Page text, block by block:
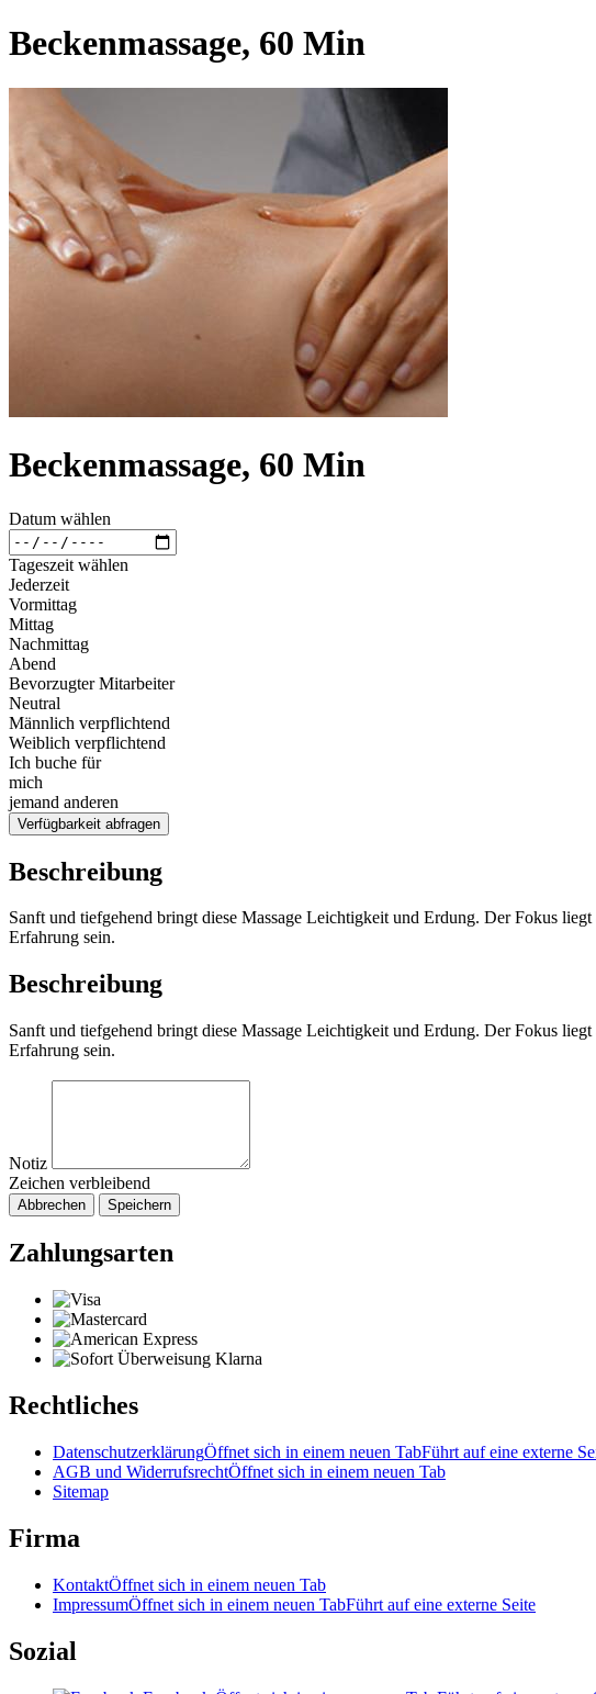
Beckenmassage, 60 Min
Beckenmassage, 60 Min
Datum wählen
Tageszeit wählen
Jederzeit
Vormittag
Mittag
Nachmittag
Abend
Bevorzugter Mitarbeiter
Neutral
Männlich verpflichtend
Weiblich verpflichtend
Ich buche für
mich
jemand anderen
Verfügbarkeit abfragen
Beschreibung
Sanft und tiefgehend bringt diese Massage Leichtigkeit und Erdung. Der Fokus
Erfahrung sein.
Beschreibung
Sanft und tiefgehend bringt diese Massage Leichtigkeit und Erdung. Der Fokus
Erfahrung sein.
Notiz
Zeichen verbleibend
Abbrechen Speichern
Zahlungsarten
Rechtliches
DatenschutzerklärungÖffnet sich in einem neuen TabFührt auf eine externe
AGB und WiderrufsrechtÖffnet sich in einem neuen Tab
Sitemap
Firma
KontaktÖffnet sich in einem neuen Tab
ImpressumÖffnet sich in einem neuen TabFührt auf eine externe Seite
Sozial